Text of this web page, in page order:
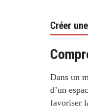
Créer
Dans un
d’un
favoriser